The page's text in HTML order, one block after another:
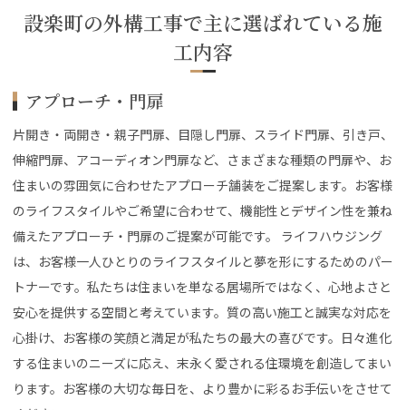
設楽町の外構工事で主に選ばれている施
工内容
アプローチ・門扉
片開き・両開き・親子門扉、目隠し門扉、スライド門扉、引き戸、
伸縮門扉、アコーディオン門扉など、さまざまな種類の門扉や、お
住まいの雰囲気に合わせたアプローチ舗装をご提案します。お客様
のライフスタイルやご希望に合わせて、機能性とデザイン性を兼ね
備えたアプローチ・門扉のご提案が可能です。 ライフハウジング
は、お客様一人ひとりのライフスタイルと夢を形にするためのパー
トナーです。私たちは住まいを単なる居場所ではなく、心地よさと
安心を提供する空間と考えています。質の高い施工と誠実な対応を
心掛け、お客様の笑顔と満足が私たちの最大の喜びです。日々進化
する住まいのニーズに応え、末永く愛される住環境を創造してまい
ります。お客様の大切な毎日を、より豊かに彩るお手伝いをさせて